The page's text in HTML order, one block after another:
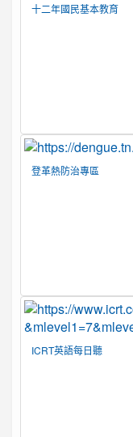
十二年國民基本教育
登革熱防治專區
ICRT英語每日聽